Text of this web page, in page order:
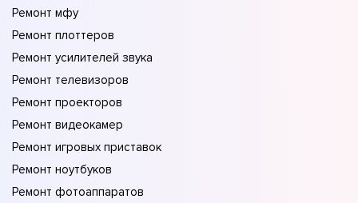
Ремонт мфу
Ремонт плоттеров
Ремонт усилителей звука
Ремонт телевизоров
Ремонт проекторов
Ремонт видеокамер
Ремонт игровых приставок
Ремонт ноутбуков
Ремонт фотоаппаратов